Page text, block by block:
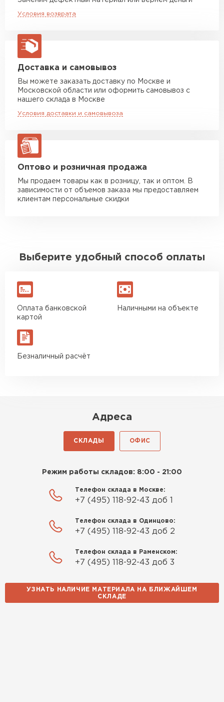
макс. длина груза 13,5 м
Манипулятор до 5 тн
макс. длина груза 6 м
Манипулятор до 10 тн
макс. длина груза 8 м
Манипулятор до 20 тн
Условия возврата
Доставка и самовывоз
Вы можете заказать доставку по Москве и
Московской области или оформить самовывоз с
нашего склада в Москве
Условия доставки и самовывоза
Оптово и розничная продажа
Мы продаем товары как в розницу, так и оптом. В
зависимости от объемов заказа мы предоставляем
клиентам персональные скидки
Выберите удобный способ оплаты
Оплата банковской
картой
Наличными на объекте
Безналичный расчёт
Адреса
СКЛАДЫ ОФИС
Режим работы складов: 8:00 - 21:00
Телефон склада в Москве:
+7 (495) 118-92-43 доб 1
Телефон склада в Одинцово:
+7 (495) 118-92-43 доб 2
Телефон склада в Раменском:
+7 (495) 118-92-43 доб 3
УЗНАТЬ НАЛИЧИЕ МАТЕРИАЛА НА БЛИЖАЙШЕМ
СКЛАДЕ